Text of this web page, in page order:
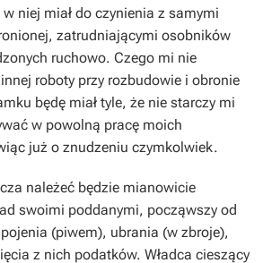
w niej miał do czynienia z samymi
zatrudniającymi osobników
ruchowo. Czego mi nie
roboty przy rozbudowie i obronie
będę miał tyle, że nie starczy mi
w powolną pracę moich
już o znudzeniu czymkolwiek.
należeć będzie mianowicie
swoimi poddanymi, począwszy od
(piwem), ubrania (w zbroje),
z nich podatków. Władca cieszący